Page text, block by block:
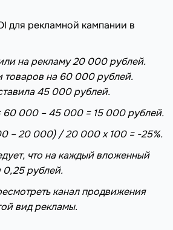
для рекламной кампании в
на рекламу 20 000 рублей.
товаров на 60 000 рублей.
45 000 рублей.
60 000 – 45 000 = 15 000 рублей.
– 20 000) / 20 000 х 100 = -25%.
что на каждый вложенный
0,25 рублей.
канал продвижения
вид рекламы.